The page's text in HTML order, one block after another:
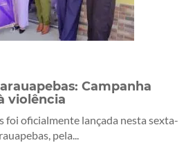
Campanha
violência
foi oficialmente lançada nesta sexta-
pela...